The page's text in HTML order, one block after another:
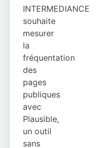
INTERMEDIANCE
souhaite
mesurer
la
fréquentation
des
pages
publiques
avec
Plausible,
un outil
sans